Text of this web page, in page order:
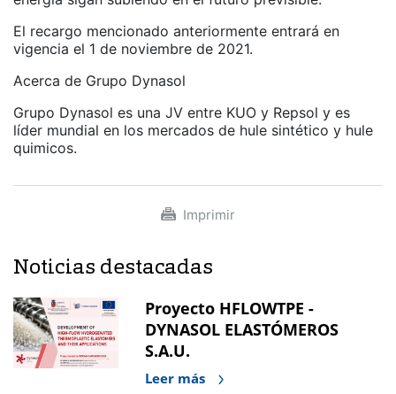
El recargo mencionado anteriormente entrará en
vigencia el 1 de noviembre de 2021.
Acerca de Grupo Dynasol
Grupo Dynasol es una JV entre KUO y Repsol y es
líder mundial en los mercados de hule sintético y hule
quimicos.
Imprimir
Noticias destacadas
Proyecto HFLOWTPE -
DYNASOL ELASTÓMEROS
S.A.U.
Leer más